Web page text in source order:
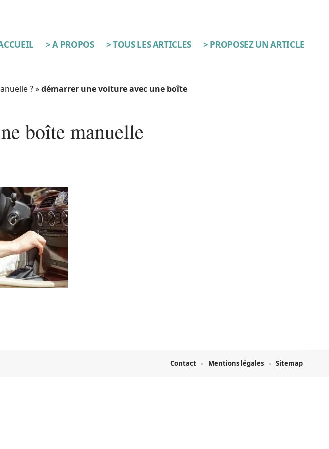
> A PROPOS > TOUS LES ARTICLES > PROPOSEZ UN ARTICLE
?»démarrer une voiture avec une boîte
boîte manuelle
Contact Mentions légales Sitemap